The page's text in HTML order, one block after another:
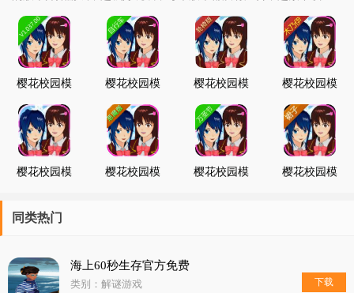
樱花校园模
1.037.00版
本
樱花校园模
行车版
樱花校园模
语版
樱花校园模
版
樱花校园模
文版
樱花校园模
樱花校园模
樱花校园模
同类热门
海上60秒生存官方免费
类别：解谜游戏
下载